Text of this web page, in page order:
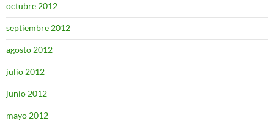
octubre 2012
septiembre 2012
agosto 2012
julio 2012
junio 2012
mayo 2012